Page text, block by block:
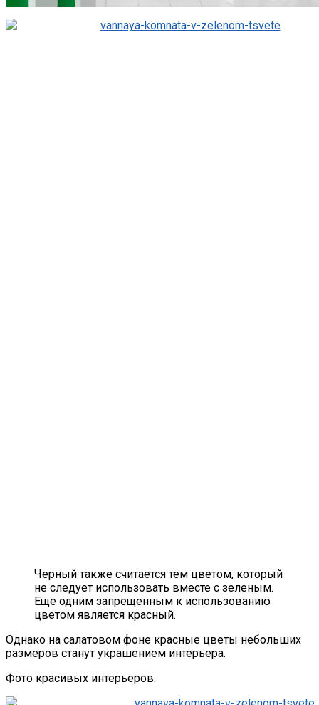
Черный также считается тем цветом, который
не следует использовать вместе с зеленым.
Еще одним запрещенным к использованию
цветом является красный.
Однако на салатовом фоне красные цветы небольших
размеров станут украшением интерьера.
Фото красивых интерьеров.